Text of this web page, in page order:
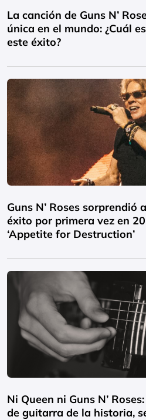
La canción de Guns N’
única en el mundo: ¿Cuál
este éxito?
Guns N’ Roses sorprendió
éxito por primera vez en
‘Appetite for Destruction’
Ni Queen ni Guns N’
de guitarra de la historia,